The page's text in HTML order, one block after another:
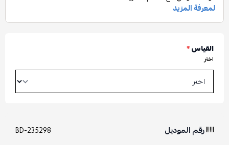
القياس*
اختر
رقم الموديل BD-235298